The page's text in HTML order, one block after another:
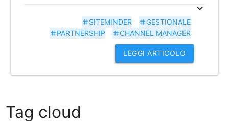
expand_more
tag GESTIONALE
tag SITEMINDER
tag CHANNEL MANAGER
tag PARTNERSHIP
LEGGI ARTICOLO
Tag cloud